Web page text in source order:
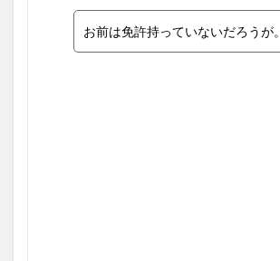
お前は免許持っていないだろうが。